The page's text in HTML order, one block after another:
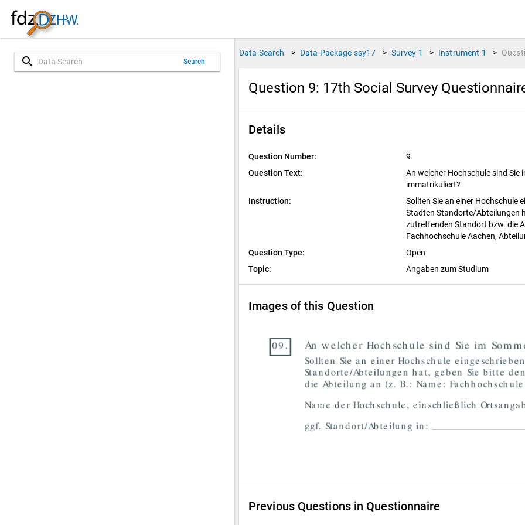
search Search
Data Search > Data Package ssy17 > Survey 1 > Instrument 1 >
Question 9: 17th Social Survey
Details
Question Number:
9
Question Text:
An welcher Hochschule sind Sie
immatrikuliert?
Instruction:
Sollten Sie an einer Hochschule
Städten Standorte/Abteilungen
zutreffenden Standort bzw. die
Fachhochschule Aachen,
Question Type:
Open
Topic:
Angaben zum Studium
Images of this Question
Previous Questions in Questionnaire